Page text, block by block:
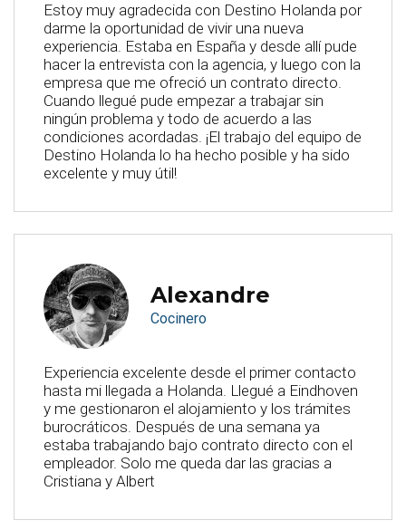
Estoy muy agradecida con Destino Holanda por
darme la oportunidad de vivir una nueva
experiencia. Estaba en España y desde allí pude
hacer la entrevista con la agencia, y luego con la
empresa que me ofreció un contrato directo.
Cuando llegué pude empezar a trabajar sin
ningún problema y todo de acuerdo a las
condiciones acordadas. ¡El trabajo del equipo de
Destino Holanda lo ha hecho posible y ha sido
excelente y muy útil!
Alexandre
Cocinero
Experiencia excelente desde el primer contacto
hasta mi llegada a Holanda. Llegué a Eindhoven
y me gestionaron el alojamiento y los trámites
burocráticos. Después de una semana ya
estaba trabajando bajo contrato directo con el
empleador. Solo me queda dar las gracias a
Cristiana y Albert